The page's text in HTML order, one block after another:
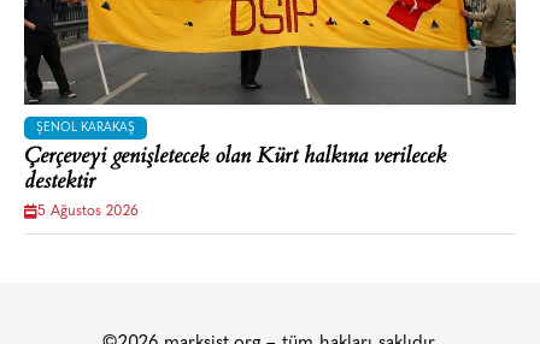
ŞENOL KARAKAŞ
Çerçeveyi genişletecek olan Kürt halkına verilecek
destektir
5 Ağustos 2026